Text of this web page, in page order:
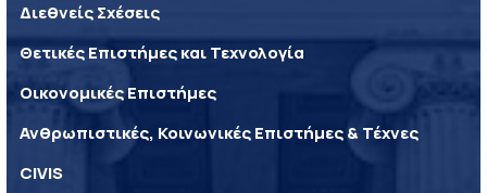
Διεθνείς Σχέσεις
Θετικές Επιστήμες και Τεχνολογία
Οικονομικές Επιστήμες
Ανθρωπιστικές, Κοινωνικές Επιστήμες & Τέχνες
CIVIS